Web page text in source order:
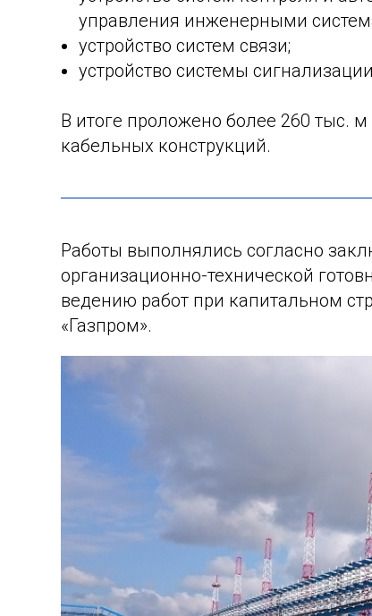
управления инженерными
устройство систем связи;
устройство системы
В итоге проложено более 260 тыс.
кабельных конструкций.
Работы выполнялись согласно
организационно-технической
ведению работ при капитальном
«Газпром».